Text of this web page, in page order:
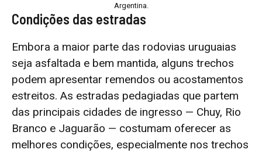
Argentina.
Condições das estradas
Embora a maior parte das rodovias uruguaias
seja asfaltada e bem mantida, alguns trechos
podem apresentar remendos ou acostamentos
estreitos. As estradas pedagiadas que partem
das principais cidades de ingresso — Chuy, Rio
Branco e Jaguarão — costumam oferecer as
melhores condições, especialmente nos trechos